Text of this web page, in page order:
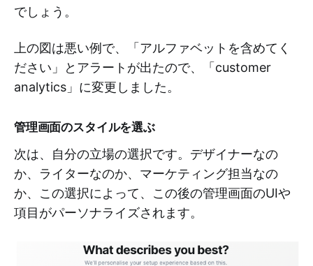
でしょう。
上の図は悪い例で、「アルファベットを含めてく
ださい」とアラートが出たので、「customer
analytics」に変更しました。
管理画面のスタイルを選ぶ
次は、自分の立場の選択です。デザイナーなの
か、ライターなのか、マーケティング担当なの
か、この選択によって、この後の管理画面のUIや
項目がパーソナライズされます。